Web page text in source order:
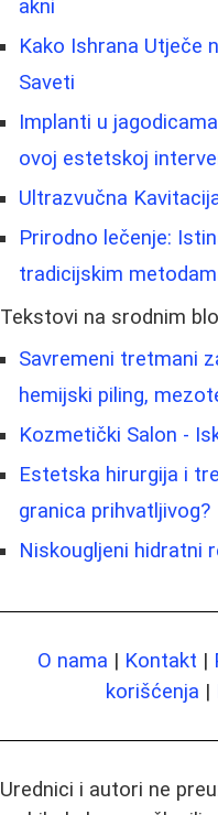
akni
Kako Ishrana Utječe
Saveti
Implanti u
ovoj estetskoj
Ultrazvučna
Prirodno lečenje:
tradicijskim
Tekstovi na srodnim
Savremeni tretmani
hemijski piling,
Kozmetički Salon -
Estetska hirurgija i
granica prihvatljivog?
Niskougljeni hidratni
O nama | Kontakt |
korišćenja |
Urednici i autori ne